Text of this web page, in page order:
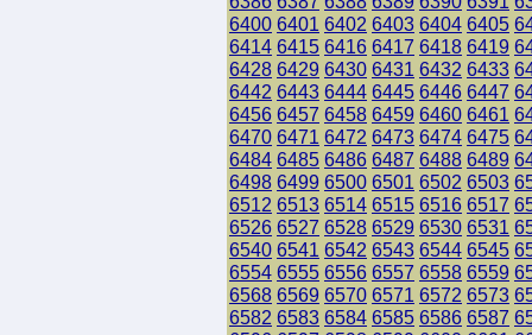
6400 6401 6402 6403 6404 6405
6414 6415 6416 6417 6418 6419
6428 6429 6430 6431 6432 6433
6442 6443 6444 6445 6446 6447
6456 6457 6458 6459 6460 6461
6470 6471 6472 6473 6474 6475
6484 6485 6486 6487 6488 6489
6498 6499 6500 6501 6502 6503
6512 6513 6514 6515 6516 6517
6526 6527 6528 6529 6530 6531
6540 6541 6542 6543 6544 6545
6554 6555 6556 6557 6558 6559
6568 6569 6570 6571 6572 6573
6582 6583 6584 6585 6586 6587